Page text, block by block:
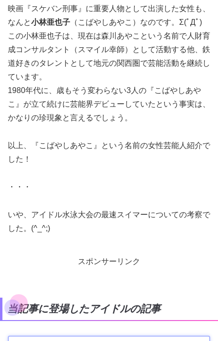
映画『スケバン刑事』に重要人物として出演した女性も、
なんと小林亜也子 （こばやしあやこ）なのです。Σ(ﾟДﾟ)
この小林亜也子は、現在は森川あやこという名前で人財育
成コンサルタント（スマイル幸師）として活動する他、鉄
道好きのタレントとして地元の関西圏で芸能活動を継続し
ています。
1980年代に、歳もそう変わらない3人の『こばやしあや
こ』が立て続けに芸能界デビューしていたという事実は、
かなりの珍現象と言えるでしょう。
以上、『こばやしあやこ』という名前の女性芸能人紹介で
した！
・・・
いや、アイドル水泳大会の最速スイマーについての考察で
した。(^_^;)
スポンサーリンク
当記事に登場したアイドルの記事